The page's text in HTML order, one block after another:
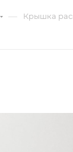
— Крышка